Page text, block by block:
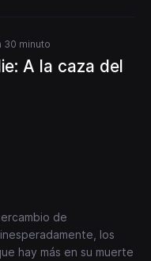
30 minuto
A la caza del
de
los
hay más en su muerte